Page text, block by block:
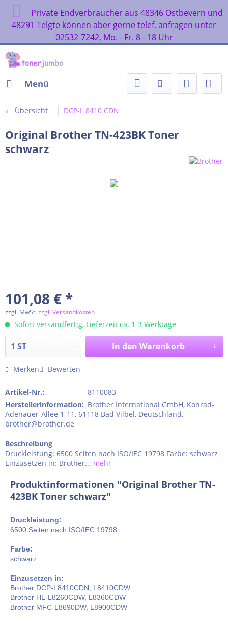
Private Endverbraucher aus 48346 Ostbevern und
48291 Telgte können aber gerne telef. anfragen unter
02532-7242, Mo. - Fr. 8 - 18 Uhr
Menü
Übersicht DCP-L 8410 CDN
Original Brother TN-423BK Toner
schwarz
101,08 € *
zzgl. MwSt.zzgl. Versandkosten
Sofort versandfertig, Lieferzeit ca. 1-3 Werktage
In den Warenkorb
Merken Bewerten
Artikel-Nr.:
8110083
Herstellerinformation: Brother International GmbH, Konrad-
Adenauer-Allee 1-11, 61118 Bad Vilbel, Deutschland,
brother@brother.de
Beschreibung
Druckleistung: 6500 Seiten nach ISO/IEC 19798 Farbe: schwarz
Einzusetzen in: Brother... mehr
Produktinformationen "Original Brother TN-
423BK Toner schwarz"
Druckleistung:
6500 Seiten nach ISO/IEC 19798
Farbe:
schwarz
Einzusetzen in:
Brother DCP-L8410CDN, L8410CDW
Brother HL-L8260CDW, L8360CDW
Brother MFC-L8690DW, L8900CDW